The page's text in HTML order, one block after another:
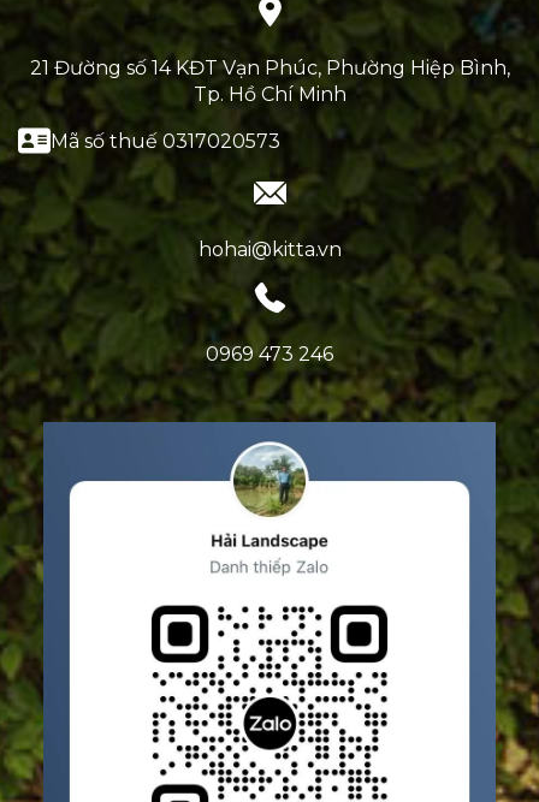
21 Đường số 14 KĐT Vạn Phúc, Phường Hiệp Bình,
Tp. Hồ Chí Minh
Mã số thuế 0317020573
hohai@kitta.vn
0969 473 246